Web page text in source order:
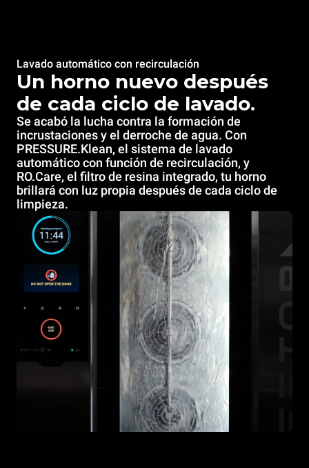
Lavado automático con recirculación
Un horno nuevo después
de cada ciclo de lavado.
Se acabó la lucha contra la formación de
incrustaciones y el derroche de agua. Con
PRESSURE.Klean, el sistema de lavado
automático con función de recirculación, y
RO.Care, el filtro de resina integrado, tu horno
brillará con luz propia después de cada ciclo de
limpieza.